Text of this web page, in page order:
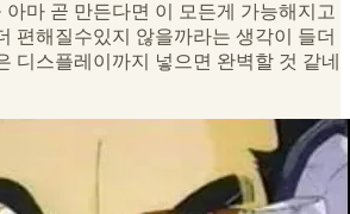
마 곧 만든다면 이 모든게 가능해지고
편해질수있지 않을까라는 생각이 들더
디스플레이까지 넣으면 완벽할 것 같네